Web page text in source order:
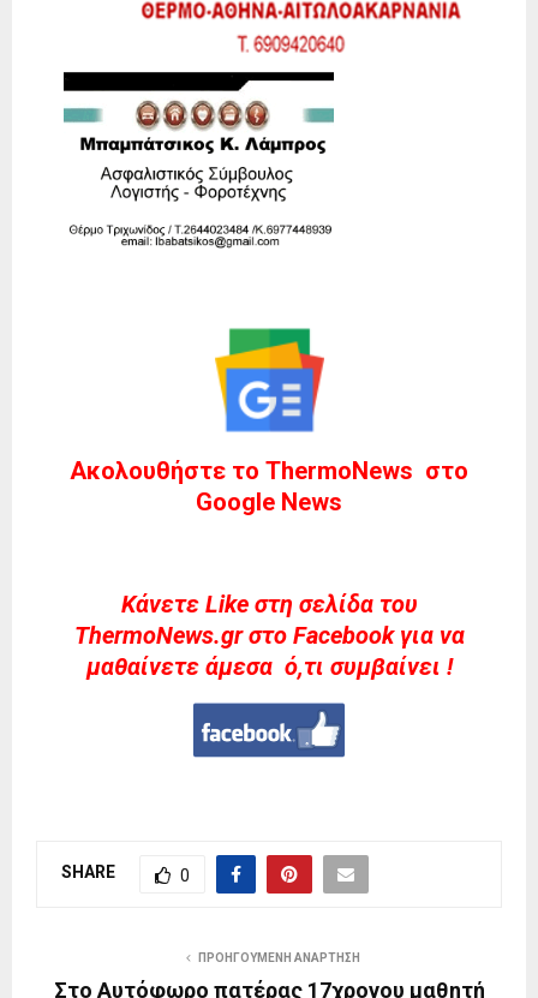
Ακολουθήστε το ThermoNews στο
Google News
Kάνετε Like στη σελίδα του
ThermoNews.gr στο Facebook για να
μαθαίνετε άμεσα ό,τι συμβαίνει !
SHARE 0
ΠΡΟΗΓΟΎΜΕΝΗ ΑΝΆΡΤΗΣΗ
Στο Αυτόφωρο πατέρας 17χρονου μαθητή